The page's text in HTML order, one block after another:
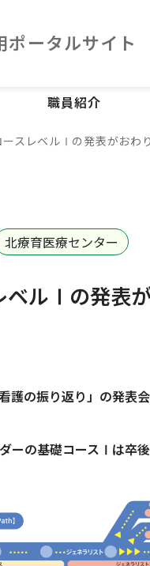
ータルサイト
職員紹介
スレベルⅠの発表がおわり
北療育医療センター
ルⅠの発表が
の振り返り」の発表会
ーの基礎コースⅠは卒後